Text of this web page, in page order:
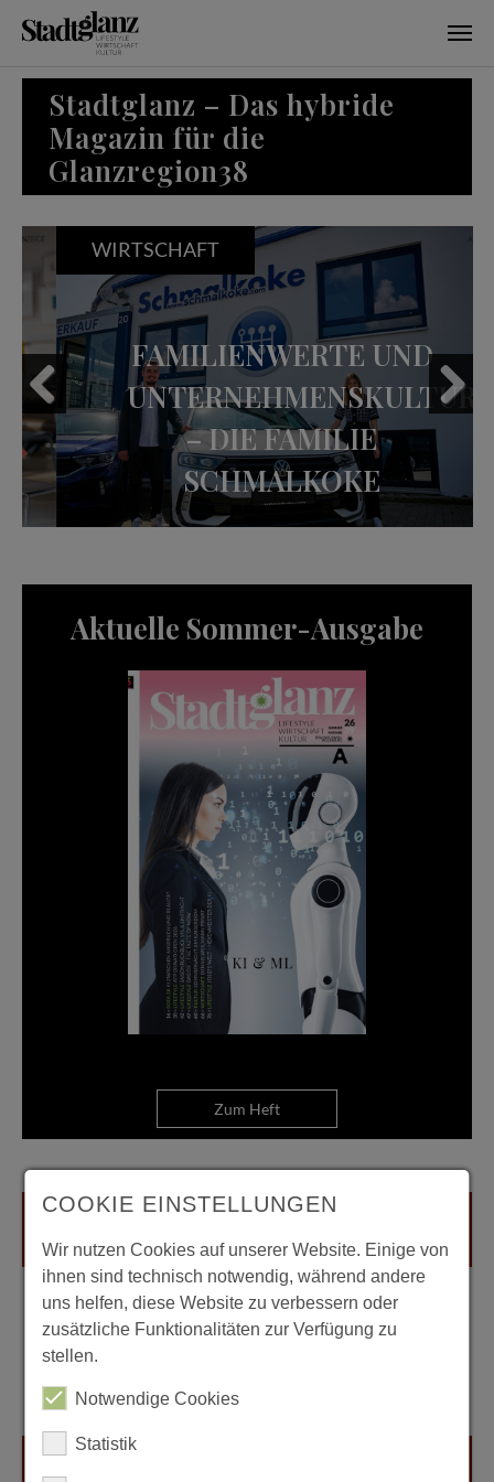
Skip to main content
Stadtglanz – Das hybride
Magazin für die
Glanzregion38
WIRTSCHAFT
FAMILIENWERTE UND
UNTERNEHMENSKULTUR
– DIE FAMILIE
SCHMALKOKE
Previous
Aktuelle Sommer-Ausgabe
Zum Heft
COOKIE EINSTELLUNGEN
Wir nutzen Cookies auf unserer Website. Einige von
ihnen sind technisch notwendig, während andere
uns helfen, diese Website zu verbessern oder
zusätzliche Funktionalitäten zur Verfügung zu
stellen.
Notwendige Cookies
Statistik